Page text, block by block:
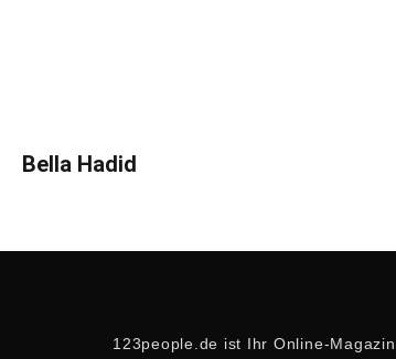
Bella Hadid
123people.de ist Ihr Online-